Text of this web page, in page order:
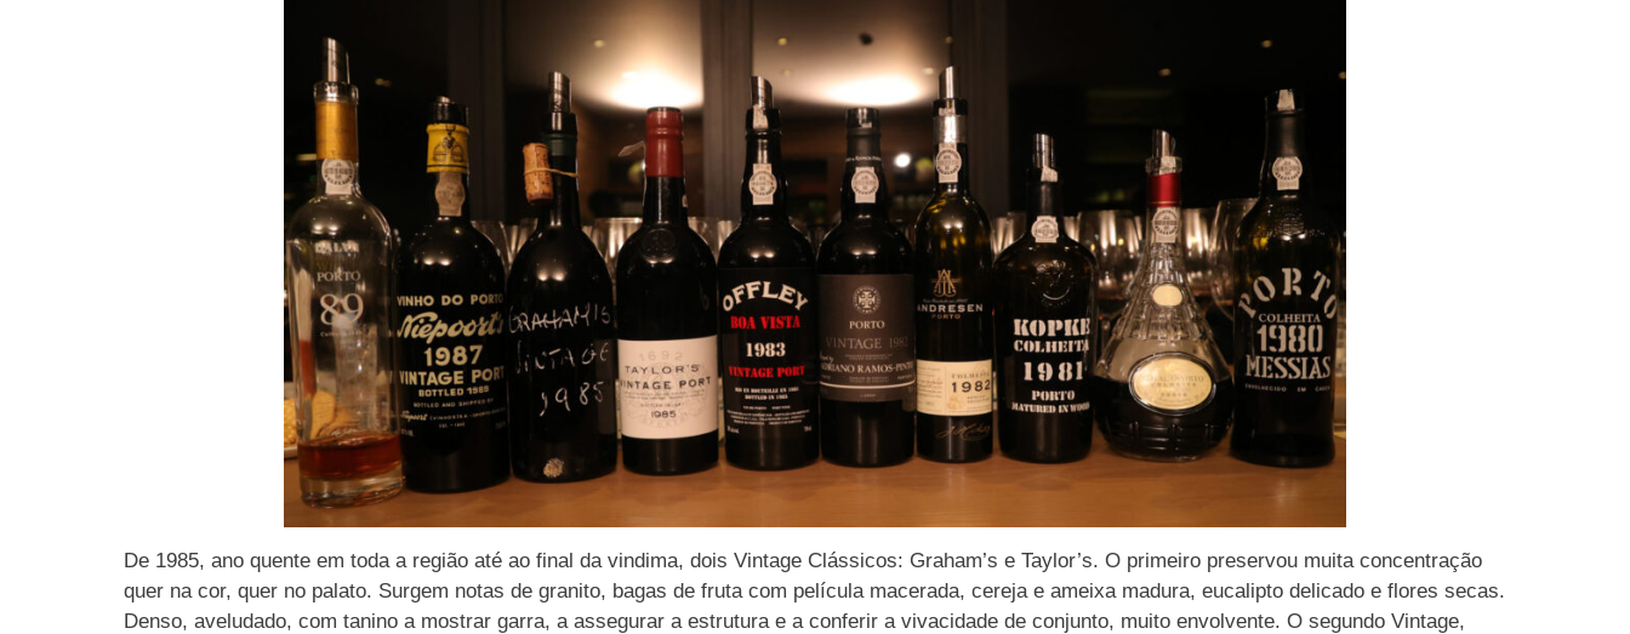
De 1985, ano quente em toda a região até ao final da vindima, dois Vintage Clássicos: Graham’s e Taylor’s. O primeiro preservou muita concentração
quer na cor, quer no palato. Surgem notas de granito, bagas de fruta com película macerada, cereja e ameixa madura, eucalipto delicado e flores secas.
Denso, aveludado, com tanino a mostrar garra, a assegurar a estrutura e a conferir a vivacidade de conjunto, muito envolvente. O segundo Vintage,